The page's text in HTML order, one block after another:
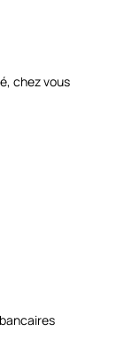
chez vous